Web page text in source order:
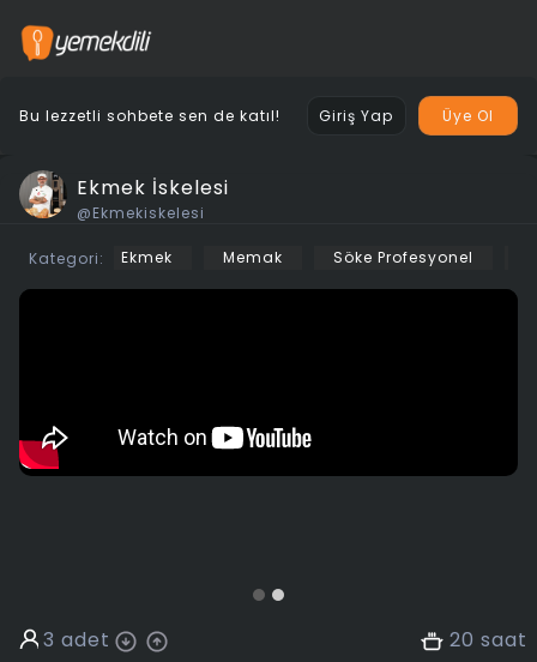
Bu lezzetli sohbete sen de katıl! Giriş Yap Üye Ol
Ekmek İskelesi
@Ekmekiskelesi
Kategori: Ekmek Memak Söke Profesyonel
3 adet 20 saat